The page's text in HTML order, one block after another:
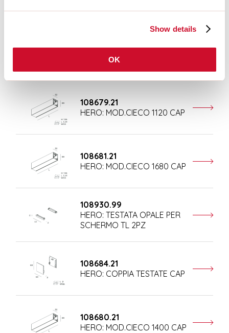
Show details
OK
Aanvullende accessoires
150 CAP
108679.21
HERO: MOD.CIECO 1120 CAP
108681.21
HERO: MOD.CIECO 1680 CAP
108930.99
HERO: TESTATA OPALE PER
SCHERMO TL 2PZ
108684.21
HERO: COPPIA TESTATE CAP
108680.21
HERO: MOD.CIECO 1400 CAP